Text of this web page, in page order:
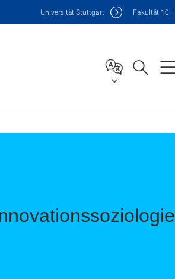
Universität Stuttgart Fakultät 10